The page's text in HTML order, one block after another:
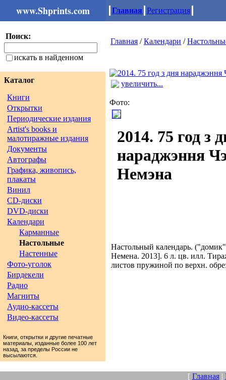
www.Shprints.com Главная Регистрация
Поиск:
искать в найденном
Каталог
Книги
Открытки
Периодические издания
Artist's books и
малотиражные издания
Документы
Автографы
Графика, живопись,
плакаты
Винил
CD-диски
DVD-диски
Календари
Карманные
Настольные
Настенные
Фото-уголок
Бирдекели
Радио
Магниты
Аудио-кассеты
Видео-кассеты
Книги, открытки и другие печатные
материалы, изданные более 100 лет
назад, за пределы России не
высылаются.
Главная /Календари /
увеличить...
Фото:
2014. 75 год з
нараджэння
Немэна
Настольный календарь.
Немена. 2013]. 6 л. цв. илл.
листов пружиной по верхн.
[ Главная|